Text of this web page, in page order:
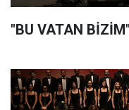
"BU VATAN